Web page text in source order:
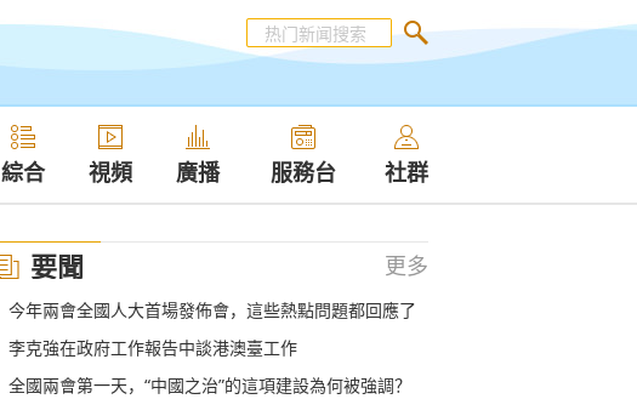
綜合 視頻 廣播 服務台 社群
要聞 更多
今年兩會全國人大首場發佈會，這些熱點問題都回應了
李克強在政府工作報告中談港澳臺工作
全國兩會第一天，“中國之治”的這項建設為何被強調？